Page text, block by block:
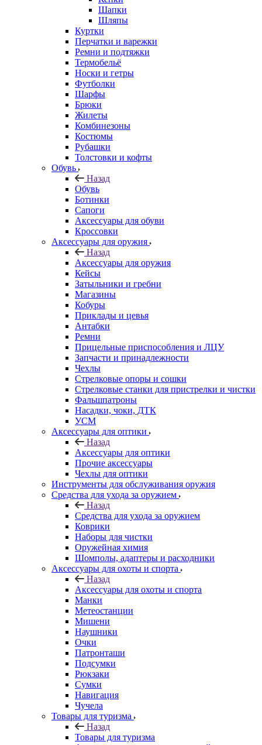
Шапки
Шляпы
Куртки
Перчатки и варежки
Ремни и подтяжки
Термобельё
Носки и гетры
Футболки
Шарфы
Брюки
Жилеты
Комбинезоны
Костюмы
Рубашки
Толстовки и кофты
Обувь
Назад
Обувь
Ботинки
Сапоги
Аксессуары для обуви
Кроссовки
Аксессуары для оружия
Назад
Аксессуары для оружия
Кейсы
Затыльники и гребни
Магазины
Кобуры
Приклады и цевья
Антабки
Ремни
Прицельные приспособления и ЛЦУ
Запчасти и принадлежности
Чехлы
Стрелковые опоры и сошки
Стрелковые станки для пристрелки и чистки
Фальшпатроны
Насадки, чоки, ДТК
УСМ
Аксессуары для оптики
Назад
Аксессуары для оптики
Прочие аксессуары
Чехлы для оптики
Инструменты для обслуживания оружия
Средства для ухода за оружием
Назад
Средства для ухода за оружием
Коврики
Наборы для чистки
Оружейная химия
Шомполы, адаптеры и расходники
Аксессуары для охоты и спорта
Назад
Аксессуары для охоты и спорта
Манки
Метеостанции
Мишени
Наушники
Очки
Патронташи
Подсумки
Рюкзаки
Сумки
Навигация
Чучела
Товары для туризма
Назад
Товары для туризма